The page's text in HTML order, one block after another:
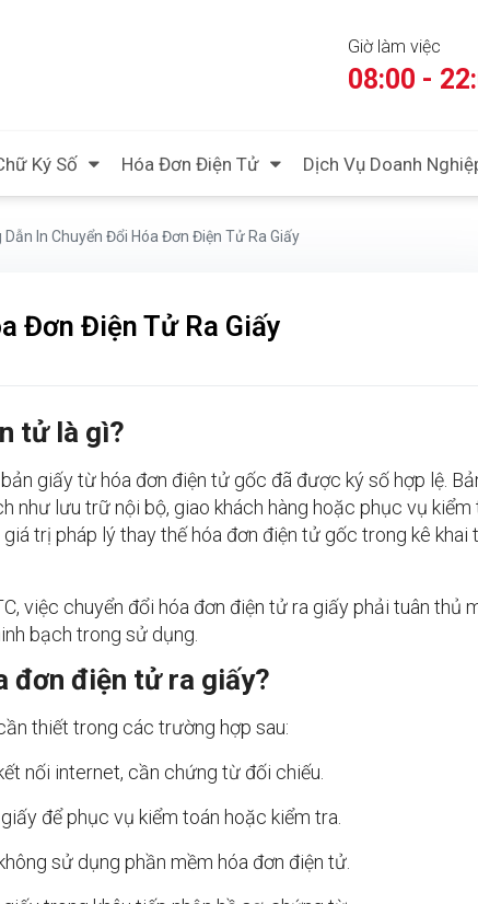
Giờ làm việc
08:00 -
Ký Số Hóa Đơn Điện Tử Dịch Vụ Doanh
Dẫn In Chuyển Đổi Hóa Đơn Điện Tử Ra Giấy
Đơn Điện Tử Ra Giấy
tử là gì?
giấy từ hóa đơn điện tử gốc đã được ký số hợp lệ.
lưu trữ nội bộ, giao khách hàng hoặc phục vụ kiểm
trị pháp lý thay thế hóa đơn điện tử gốc trong kê khai
việc chuyển đổi hóa đơn điện tử ra giấy phải tuân thủ
bạch trong sử dụng.
đơn điện tử ra giấy?
thiết trong các trường hợp sau:
nối internet, cần chứng từ đối chiếu.
để phục vụ kiểm toán hoặc kiểm tra.
sử dụng phần mềm hóa đơn điện tử.